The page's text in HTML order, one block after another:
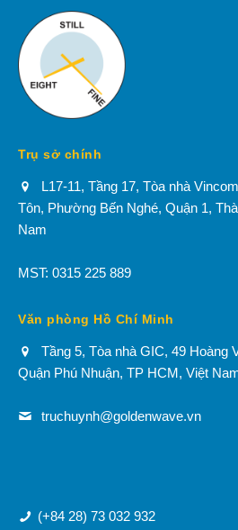
Trụ sở chính
L17-11, Tầng 17, Tòa nhà
Tôn, Phường Bến Nghé, Quận 1,
Nam
MST: 0315 225 889
Văn phòng Hồ Chí Minh
Tầng 5, Tòa nhà GIC, 49 Hoàng
Quận​ Phú Nhuận, TP HCM, Việt
truchuynh@goldenwave.vn
(+84 28) 73 032 932